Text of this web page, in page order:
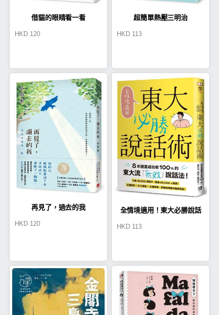
借貓的眼睛看一看
HKD 120
超簡單熱壓三明治
HKD 113
再見了，過去的我
HKD 120
全情境適用！東大必勝說話
大流「無敗」說話法！
HKD 113